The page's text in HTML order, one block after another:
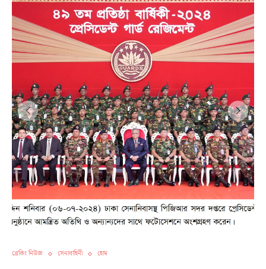
ব্রেকিং নিউজ সেনাবাহিনী হোম